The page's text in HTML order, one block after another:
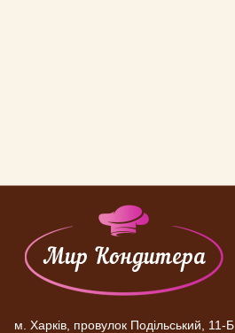
м. Харків, провулок Подільський, 11-Б